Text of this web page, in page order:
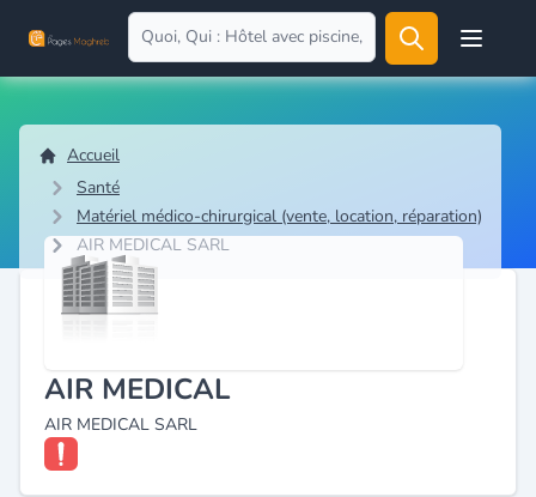
Open
Accueil
Santé
Matériel médico-chirurgical (vente, location, réparation)
AIR MEDICAL SARL
AIR MEDICAL
AIR MEDICAL SARL